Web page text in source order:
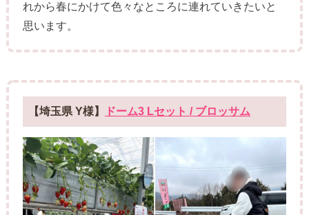
れから春にかけて色々なところに連れていきたいと
思います。
【埼玉県 Y様】 ドーム3 Lセット / ブロッサム